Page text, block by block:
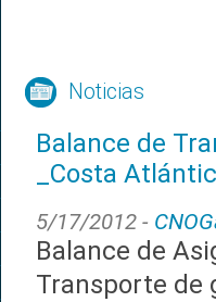
Noticias
Balance de
_Costa
5/17/2012 -
Balance de
Transporte de